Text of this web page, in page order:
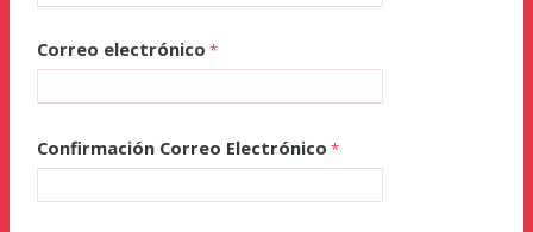
Correo electrónico
Confirmación Correo Electrónico